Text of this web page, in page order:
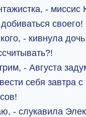
- миссис
своего!
- кивнула
- Августа
себя завтра
- слукавила